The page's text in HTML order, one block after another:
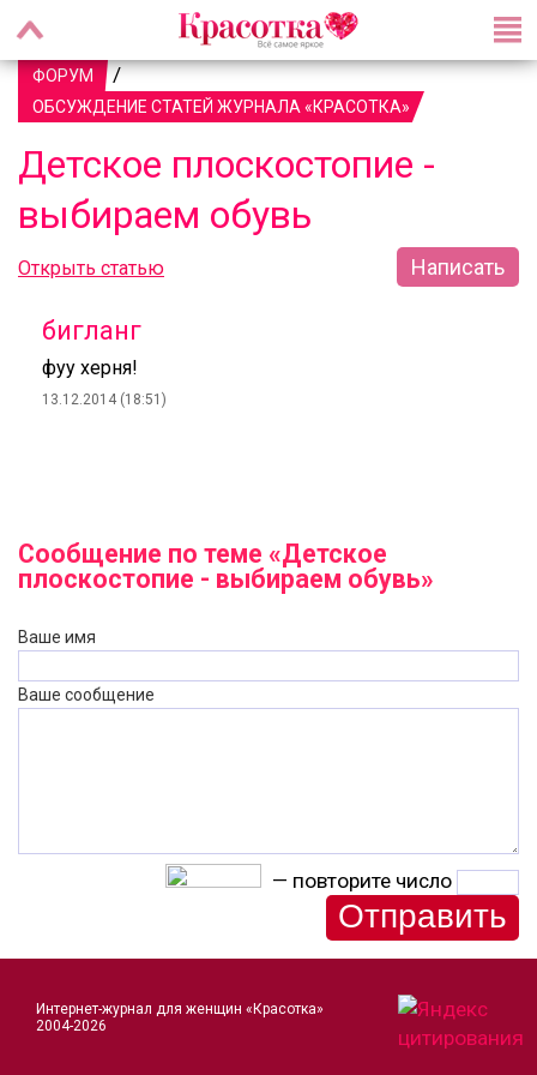
ФОРУМ /
ОБСУЖДЕНИЕ СТАТЕЙ ЖУРНАЛА «КРАСОТКА»
Детское плоскостопие -
выбираем обувь
Открыть статью Написать
бигланг
фуу херня!
13.12.2014 (18:51)
Сообщение по теме «Детское
плоскостопие - выбираем обувь»
Ваше имя
Ваше сообщение
— повторите число
Интернет-журнал для женщин «Красотка»
2004-2026